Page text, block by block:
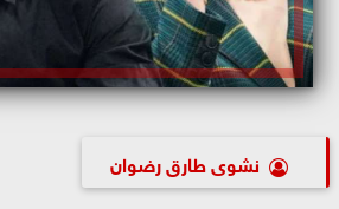
نشوى طارق رضوان